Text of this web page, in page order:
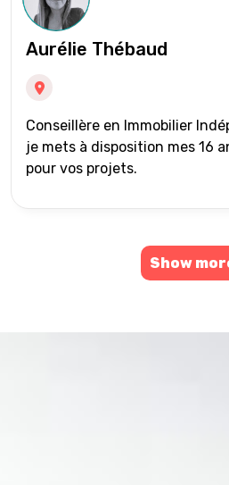
Aurélie Thébaud
Conseillère en Immobilier
je mets à disposition mes 16
pour vos projets.
Show